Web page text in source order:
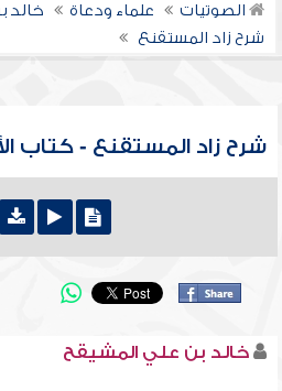
الصوتيات علماء ودعاة
خالد
شرح زاد المستقنع
شرح زاد المستقنع - كتاب
خالد بن علي المشيقح